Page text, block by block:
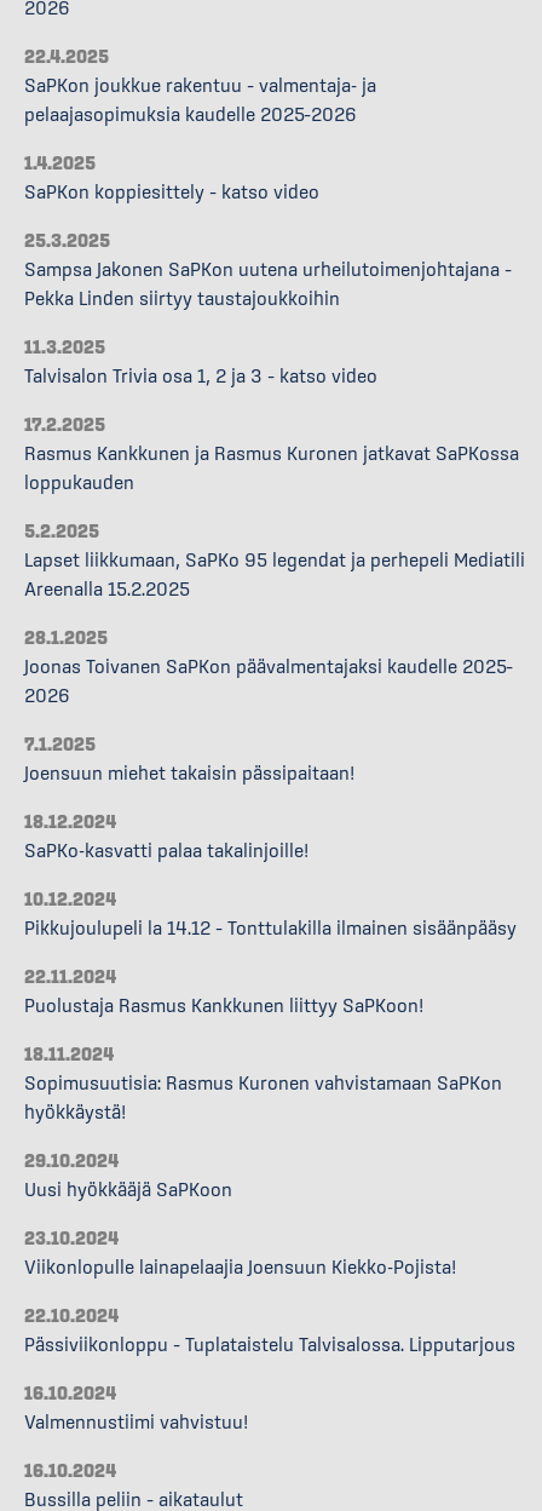
2026
22.4.2025
SaPKon joukkue rakentuu – valmentaja- ja
pelaajasopimuksia kaudelle 2025–2026
1.4.2025
SaPKon koppiesittely – katso video
25.3.2025
Sampsa Jakonen SaPKon uutena urheilutoimenjohtajana –
Pekka Linden siirtyy taustajoukkoihin
11.3.2025
Talvisalon Trivia osa 1, 2 ja 3 – katso video
17.2.2025
Rasmus Kankkunen ja Rasmus Kuronen jatkavat SaPKossa
loppukauden
5.2.2025
Lapset liikkumaan, SaPKo 95 legendat ja perhepeli Mediatili
Areenalla 15.2.2025
28.1.2025
Joonas Toivanen SaPKon päävalmentajaksi kaudelle 2025–
2026
7.1.2025
Joensuun miehet takaisin pässipaitaan!
18.12.2024
SaPKo-kasvatti palaa takalinjoille!
10.12.2024
Pikkujoulupeli la 14.12 – Tonttulakilla ilmainen sisäänpääsy
22.11.2024
Puolustaja Rasmus Kankkunen liittyy SaPKoon!
18.11.2024
Sopimusuutisia: Rasmus Kuronen vahvistamaan SaPKon
hyökkäystä!
29.10.2024
Uusi hyökkääjä SaPKoon
23.10.2024
Viikonlopulle lainapelaajia Joensuun Kiekko-Pojista!
22.10.2024
Pässiviikonloppu – Tuplataistelu Talvisalossa. Lipputarjous
16.10.2024
Valmennustiimi vahvistuu!
16.10.2024
Bussilla peliin – aikataulut